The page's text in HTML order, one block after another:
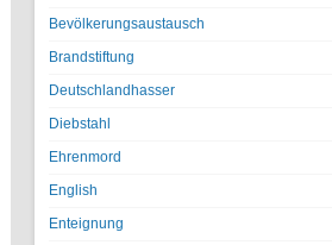
Bevölkerungsaustausch
Brandstiftung
Deutschlandhasser
Diebstahl
Ehrenmord
English
Enteignung